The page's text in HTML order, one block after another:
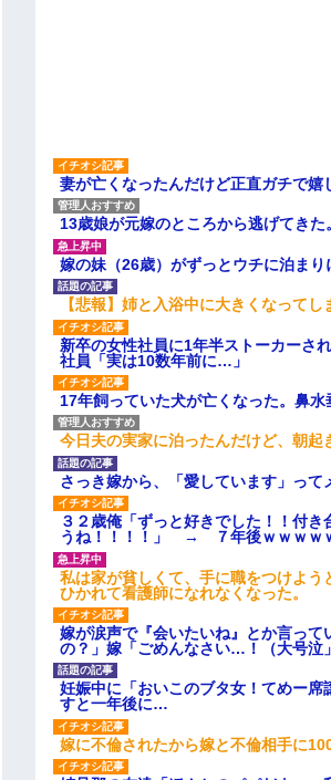
妻が亡くなったんだけど正直ガチで嬉
13歳娘が元嫁のところから逃げてき
嫁の妹（26歳）がずっとウチに泊ま
【悲報】姉と入浴中に大きくなって
新卒の女性社員に1年半ストーカーさ
社員「実は10数年前に…」
17年飼っていた犬が亡くなった。鼻
今日夫の実家に泊ったんだけど、朝
さっき嫁から、「愛しています」っ
３２歳俺「ずっと好きでした！！付
うね！！！！」 → ７年後ｗｗｗｗ
私は家が貧しくて、手に職をつけよ
ひかれて看護師になれなくなった。
嫁が涙声で『会いたいね』とか言っ
の？」嫁「ごめんなさい…！（大号泣
妊娠中に「おいこのブタ女！てめー
すと一年後に…
嫁に不倫されたから嫁と不倫相手に